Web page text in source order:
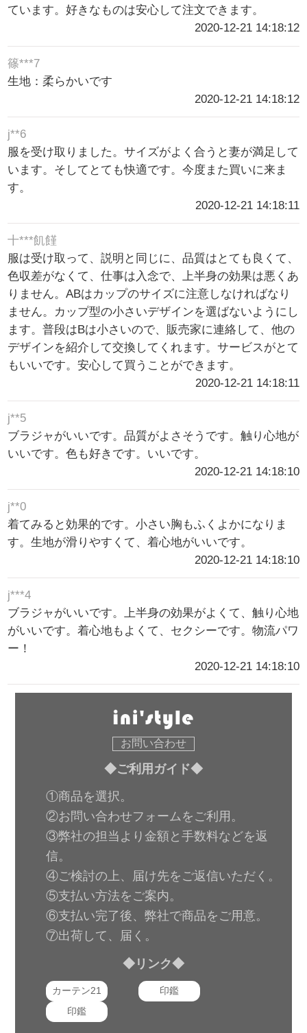
ています。好きなものは安心して注文できます。
2020-12-21 14:18:12
篠***7
生地：柔らかいです
2020-12-21 14:18:12
j**6
服を受け取りました。サイズがよく合うと妻が満足して
います。そしてとても快適です。今度また買いに来ま
す。
2020-12-21 14:18:11
十***飢饉
服は受け取って、説明と同じに、品質はとても良くて、
色収差がなくて、仕事は入念で、上半身の効果は悪くあ
りません。ABはカップのサイズに注意しなければなり
ません。カップ型の小さいデザインを選ばないようにし
ます。普段はBは小さいので、販売家に連絡して、他の
デザインを紹介して交換してくれます。サービスがとて
もいいです。安心して買うことができます。
2020-12-21 14:18:11
j**5
ブラジャがいいです。品質がよさそうです。触り心地が
いいです。色も好きです。いいです。
2020-12-21 14:18:10
j**0
着てみると効果的です。小さい胸もふくよかになりま
す。生地が滑りやすくて、着心地がいいです。
2020-12-21 14:18:10
j***4
ブラジャがいいです。上半身の効果がよくて、触り心地
がいいです。着心地もよくて、セクシーです。物流パワ
ー！
2020-12-21 14:18:10
お問い合わせ
◆ご利用ガイド◆
①商品を選択。
②お問い合わせフォームをご利用。
③弊社の担当より金額と手数料などを返
信。
④ご検討の上、届け先をご返信いただく。
⑤支払い方法をご案内。
⑥支払い完了後、弊社で商品をご用意。
⑦出荷して、届く。
◆リンク◆
カーテン21
印鑑
印鑑